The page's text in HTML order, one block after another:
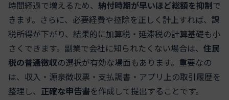
時間経過で増えるため、 納付時期が早いほど総額を抑制で
きます。さらに、必要経費や控除を正しく計上すれば、課
税所得が下がり、結果的に加算税・延滞税の計算基礎も小
さくできます。副業で会社に知られたくない場合は、 住民
税の普通徴収の選択が有効な場面もあります。重要なの
は、収入・源泉徴収票・支払調書・アプリ上の取引履歴を
整理し、 正確な申告書を作成して提出することです。